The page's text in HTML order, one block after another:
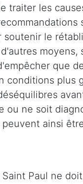
traiter les
soutenir le
moyens,
que
conditions plus
ou ne soit
ainsi
Paul ne